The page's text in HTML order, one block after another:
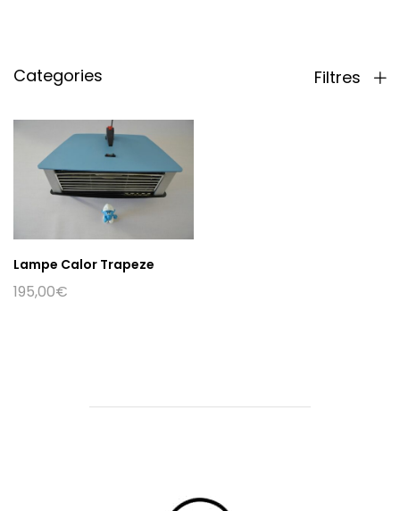
Categories Filtres
Lampe Calor Trapeze
195,00€